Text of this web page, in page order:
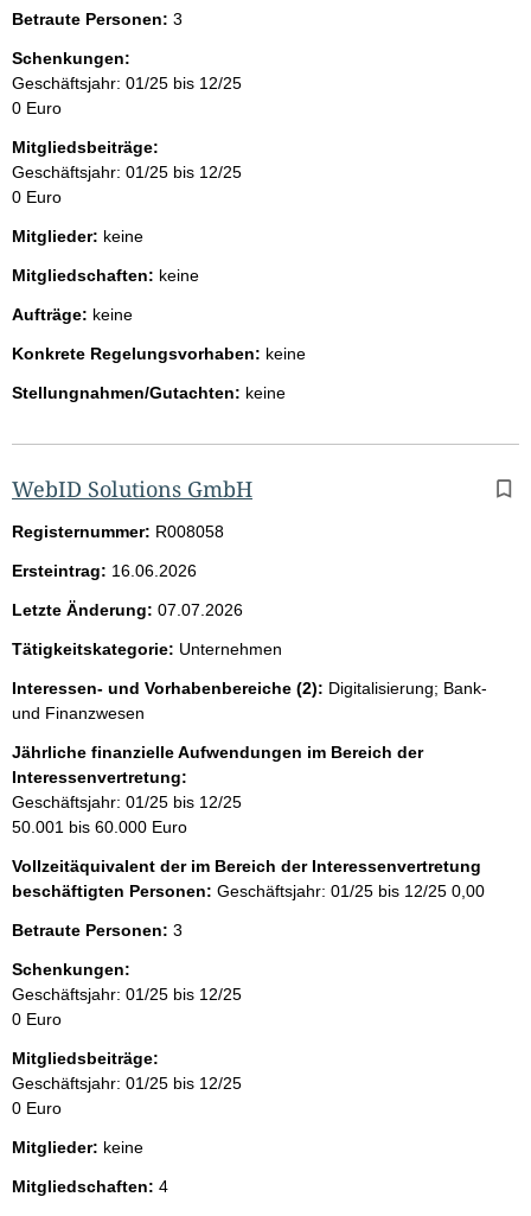
Betraute Personen: 3
Schenkungen:
Geschäftsjahr: 01/25 bis 12/25
0 Euro
Mitgliedsbeiträge:
Geschäftsjahr: 01/25 bis 12/25
0 Euro
Mitglieder: keine
Mitgliedschaften: keine
Aufträge: keine
Konkrete Regelungsvorhaben: keine
Stellungnahmen/Gutachten: keine
WebID Solutions GmbH
Registernummer: R008058
Ersteintrag: 16.06.2026
Letzte Änderung: 07.07.2026
Tätigkeitskategorie: Unternehmen
Interessen- und Vorhabenbereiche (2): Digitalisierung; Bank-
und Finanzwesen
Jährliche finanzielle Aufwendungen im Bereich der
Interessenvertretung:
Geschäftsjahr: 01/25 bis 12/25
50.001 bis 60.000 Euro
Vollzeitäquivalent der im Bereich der Interessenvertretung
beschäftigten Personen: Geschäftsjahr: 01/25 bis 12/25 0,00
Betraute Personen: 3
Schenkungen:
Geschäftsjahr: 01/25 bis 12/25
0 Euro
Mitgliedsbeiträge:
Geschäftsjahr: 01/25 bis 12/25
0 Euro
Mitglieder: keine
Mitgliedschaften: 4